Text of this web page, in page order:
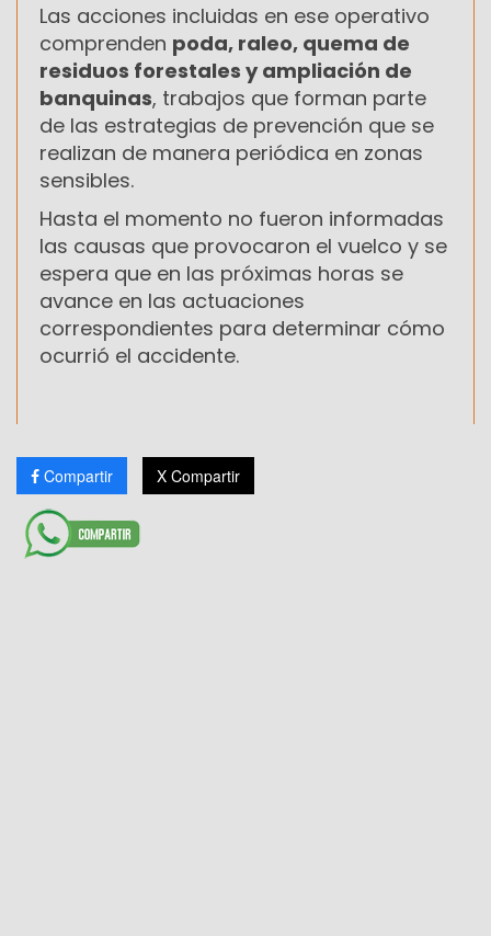
Las acciones incluidas en ese operativo
comprenden poda, raleo, quema de
residuos forestales y ampliación de
banquinas, trabajos que forman parte
de las estrategias de prevención que se
realizan de manera periódica en zonas
sensibles.
Hasta el momento no fueron informadas
las causas que provocaron el vuelco y se
espera que en las próximas horas se
avance en las actuaciones
correspondientes para determinar cómo
ocurrió el accidente.
Compartir X Compartir